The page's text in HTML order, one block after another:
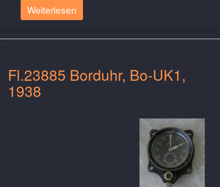
Weiterlesen
Fl.23885 Borduhr, Bo-UK1,
1938